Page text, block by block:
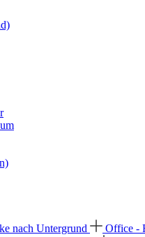
nach Untergrund Office -